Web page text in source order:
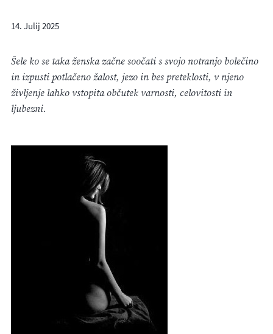
14. Julij 2025
Šele ko se taka ženska začne soočati s svojo notranjo bolečino
in izpusti potlačeno žalost, jezo in bes preteklosti, v njeno
življenje lahko vstopita občutek varnosti, celovitosti in
ljubezni.